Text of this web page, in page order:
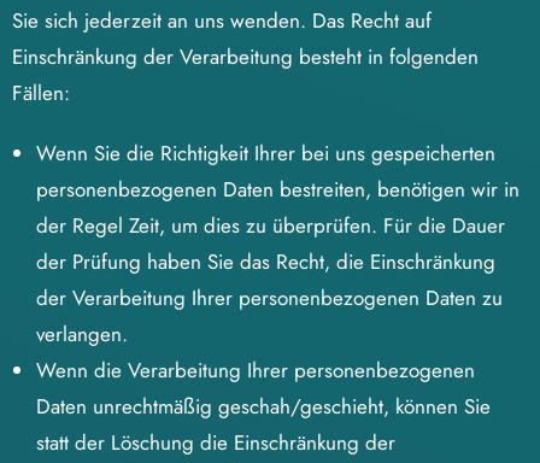
Sie sich jederzeit an uns wenden. Das Recht auf
Einschränkung der Verarbeitung besteht in folgenden
Fällen:
Wenn Sie die Richtigkeit Ihrer bei uns gespeicherten
personenbezogenen Daten bestreiten, benötigen wir in
der Regel Zeit, um dies zu überprüfen. Für die Dauer
der Prüfung haben Sie das Recht, die Einschränkung
der Verarbeitung Ihrer personenbezogenen Daten zu
verlangen.
Wenn die Verarbeitung Ihrer personenbezogenen
Daten unrechtmäßig geschah/geschieht, können Sie
statt der Löschung die Einschränkung der